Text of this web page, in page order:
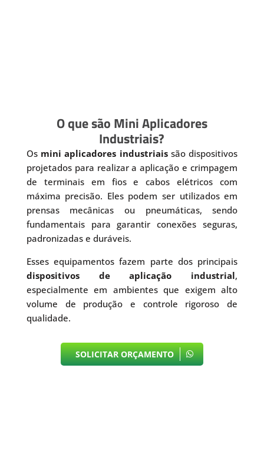
O que são Mini Aplicadores
Industriais?
Os mini aplicadores industriaissão dispositivos
projetados para realizar a aplicação e crimpagem
de terminais em fios e cabos elétricos com
máxima precisão. Eles podem ser utilizados em
prensas mecânicas ou pneumáticas, sendo
fundamentais para garantir conexões seguras,
padronizadas e duráveis.
Esses equipamentos fazem parte dos principais
dispositivos de aplicação industrial,
especialmente em ambientes que exigem alto
volume de produção e controle rigoroso de
qualidade.
SOLICITAR ORÇAMENTO